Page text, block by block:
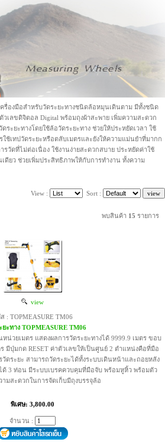
เครื่องมือสำหรับวัดระยะทางชนิดล้อหมุนเดินตาม มีทั้งชนิด
วเลขดิจิตอล Digital พร้อมถุงผ้าสะพาย เพิ่มความสะดวก
ระยะทางโดยใช้ล้อวัดระยะทาง ช่วยให้ประหยัดเวลา ใช้
ใช้เทปวัดระยะหรือตลับเมตรและยังให้ความแม่นยำที่มากก
วัดที่ไม่ต่อเนื่อง ใช้งานง่ายสะดวกสบาย ประหยัดค่าใช้
เดียว ช่วยเพิ่มประสิทธิภาพให้กับการทำงาน ทั้งความ
View : Sort :
พบสินค้า 15 รายการ
view
: TOPMEASURE TM06
ยะทาง TOPMEASURE TM06
หน่วยเมตร แสดงผลการวัดระยะทางได้ 9999.9 เมตร ขอบ
มีปุ่มกด RESET ค่าตัวเลขให้เป็นศูนย์ 2 ตำแหน่งคือที่มือ
ดระยะ สามารถวัดระยะได้ทั้งระบบเดินหน้าและถอยหลัง
ด้ 3 ท่อน มีระบบเบรคควบคุมที่มือจับ พร้อมหูหิ้ว พร้อมตัว
ามสะดวกในการจัดเก็บมีถุงบรรจุล้อ
พิเศษ: 3,800.00
จำนวน :